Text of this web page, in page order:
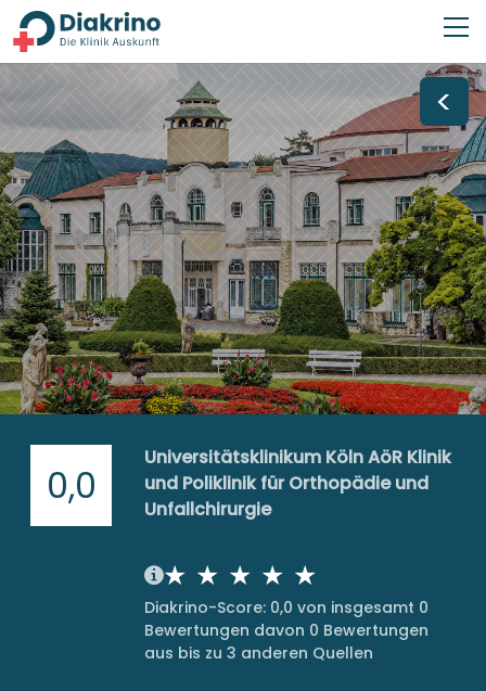
<
0,0
Universitätsklinikum Köln AöR Klinik
und Poliklinik für Orthopädie und
Unfallchirurgie
Diakrino-Score: 0,0 von insgesamt 0
Bewertungen davon 0 Bewertungen
aus bis zu 3 anderen Quellen